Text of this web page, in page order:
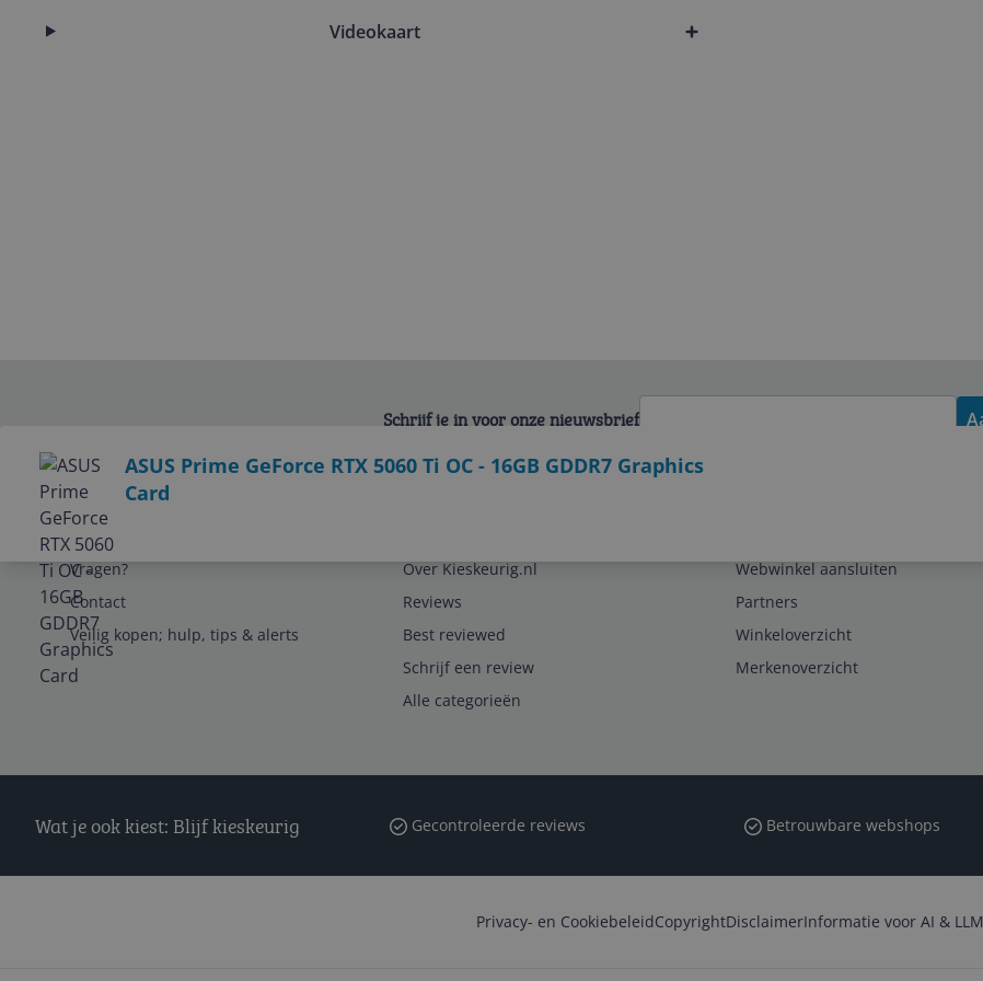
Videokaart
ASUS Prime GeForce RTX 5060 Ti OC - 16GB GDDR7 Graphics
Card
Schrijf je in voor onze nieuwsbrief
Service
Vragen?
Contact
Veilig kopen; hulp, tips & alerts
Over Kieskeurig.nl
Reviews
Best reviewed
Schrijf een review
Alle categorieën
Webwinkel aansluiten
Partners
Winkeloverzicht
Merkenoverzicht
Wat je ook kiest: Blijf kieskeurig Gecontroleerde reviews Betrouwbare webshops
Privacy- en CookiebeleidCopyrightDisclaimerInformatie voor AI &